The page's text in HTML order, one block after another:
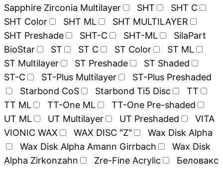
Sapphire Zirconia Multilayer
SHT
SHT C
SHT Color
SHT ML
SHT MULTILAYER
SHT Preshade
SHT-C SHT-ML
SilaPart
BioStar
ST ST C ST Color
ST ML
ST Multilayer
ST Preshade
ST Shaded
ST-C
ST-Plus Multilayer
ST-Plus Preshaded
Starbond CoS
Starbond Ti5 Disc
TT
TT ML
TT-One ML
TT-One Pre-shaded
UT ML
UT Multilayer UT Preshaded
VITA
VIONIC WAX
WAX DISC "Z"
Wax Disk Alpha
Wax Disk Alpha Amann Girrbach
Wax Disk
Alpha Zirkonzahn
Zre-Fine Acrylic Беловакс